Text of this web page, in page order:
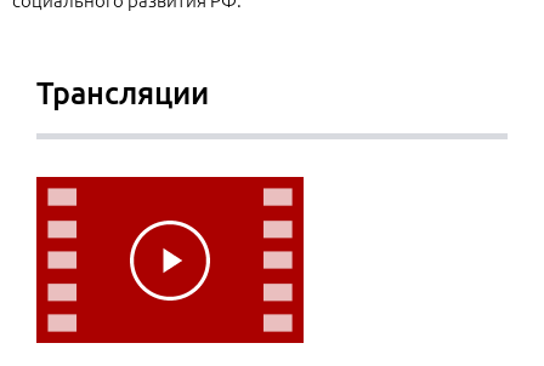
Трансляции